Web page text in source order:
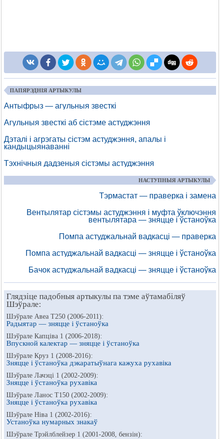
ПАПЯРЭДНІЯ АРТЫКУЛЫ
Антыфрыз — агульныя звесткі
Агульныя звесткі аб сістэме астуджэння
Дэталі і агрэгаты сістэм астуджэння, апалы і
кандыцыянаванні
Тэхнічныя дадзеныя сістэмы астуджэння
НАСТУПНЫЯ АРТЫКУЛЫ
Тэрмастат — праверка і замена
Вентылятар сістэмы астуджэння і муфта ўключэння
вентылятара — зняцце і ўстаноўка
Помпа астуджальнай вадкасці — праверка
Помпа астуджальнай вадкасці — зняцце і ўстаноўка
Бачок астуджальнай вадкасці — зняцце і ўстаноўка
Глядзіце падобныя артыкулы па тэме аўтамабіляў
Шэўрале:
Шэўрале Авеа Т250 (2006-2011):
Радыятар — зняцце і ўстаноўка
Шэўрале Капціва 1 (2006-2018):
Впускной калектар — зняцце і ўстаноўка
Шэўрале Круз 1 (2008-2016):
Зняцце і ўстаноўка дэкаратыўнага кажуха рухавіка
Шэўрале Лачэці 1 (2002-2009):
Зняцце і ўстаноўка рухавіка
Шэўрале Ланос Т150 (2002-2009):
Зняцце і ўстаноўка рухавіка
Шэўрале Ніва 1 (2002-2016):
Устаноўка нумарных знакаў
Шэўрале Трэйлблейзер 1 (2001-2008, бензін):